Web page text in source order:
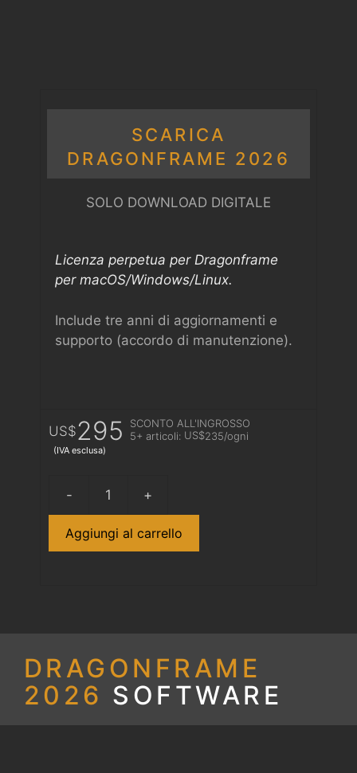
SCARICA
DRAGONFRAME 2026
SOLO DOWNLOAD DIGITALE
Licenza perpetua per Dragonframe
per macOS/Windows/Linux.
Include tre anni di aggiornamenti e
supporto (accordo di manutenzione).
US$295
SCONTO ALL'INGROSSO
5+ articoli: US$235/ogni
(IVA esclusa)
Download
Aggiungi al carrello
DRAGONFRAME
2026 SOFTWARE